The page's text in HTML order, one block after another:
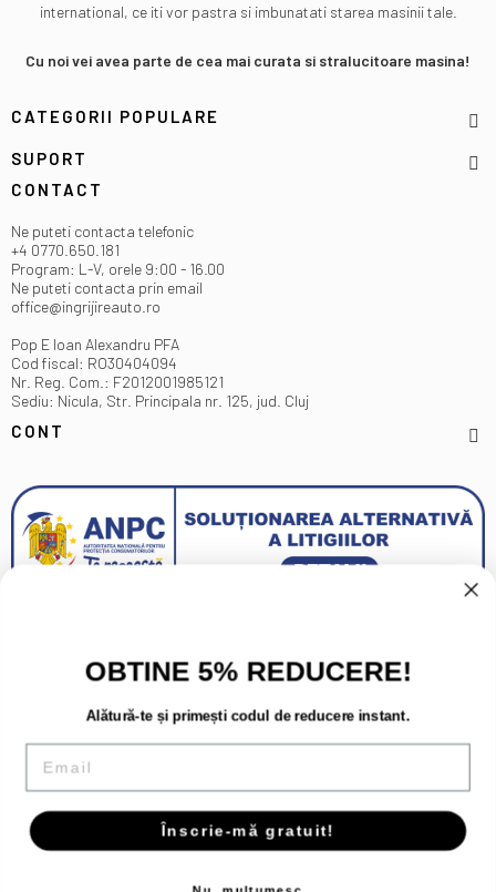
international, ce iti vor pastra si imbunatati starea masinii tale.
Cu noi vei avea parte de cea mai curata si stralucitoare masina!
CATEGORII POPULARE
SUPORT
CONTACT
Ne puteti contacta telefonic
+4 0770.650.181
Program: L-V, orele 9:00 - 16.00
Ne puteti contacta prin email
office@ingrijireauto.ro
Pop E Ioan Alexandru PFA
Cod fiscal: RO30404094
Nr. Reg. Com.: F2012001985121
Sediu: Nicula, Str. Principala nr. 125, jud. Cluj
CONT
Copyright 2026 - Toate drepturile rezervate.
OBTINE 5% REDUCERE!
Alătură-te și primești codul de reducere instant.
Email
Înscrie-mă gratuit!